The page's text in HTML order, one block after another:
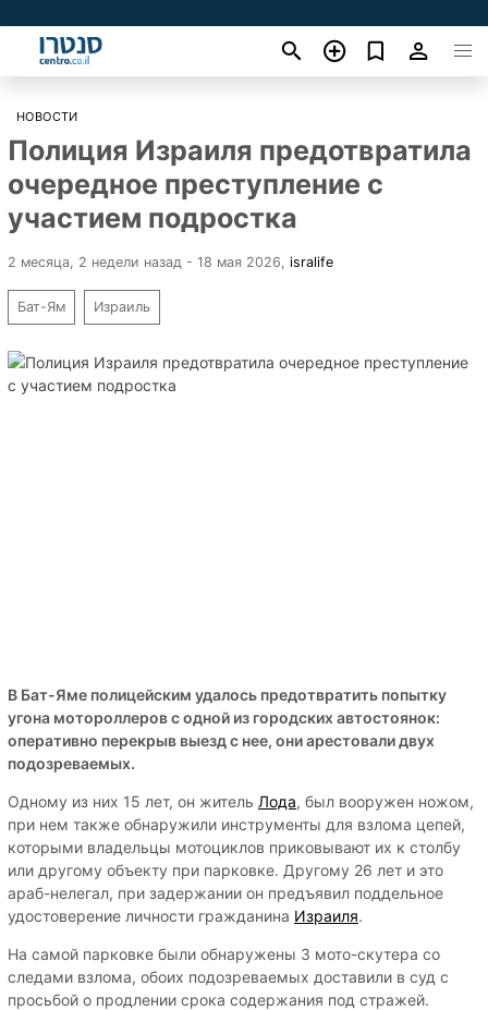
НОВОСТИ
Полиция Израиля предотвратила
очередное преступление с
участием подростка
2 месяца, 2 недели назад - 18 мая 2026 isralife
Бат-Ям Израиль
В Бат-Яме полицейским удалось предотвратить попытку
угона мотороллеров с одной из городских автостоянок:
оперативно перекрыв выезд с нее, они арестовали двух
подозреваемых.
Одному из них 15 лет, он житель Лода, был вооружен ножом,
при нем также обнаружили инструменты для взлома цепей,
которыми владельцы мотоциклов приковывают их к столбу
или другому объекту при парковке. Другому 26 лет и это
араб-нелегал, при задержании он предъявил поддельное
удостоверение личности гражданина Израиля.
На самой парковке были обнаружены 3 мото-скутера со
следами взлома, обоих подозреваемых доставили в суд с
просьбой о продлении срока содержания под стражей.